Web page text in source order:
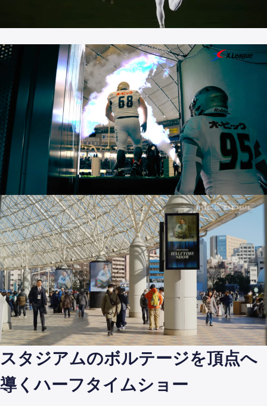
スタジアムのボルテージを頂点へ
導くハーフタイムショー